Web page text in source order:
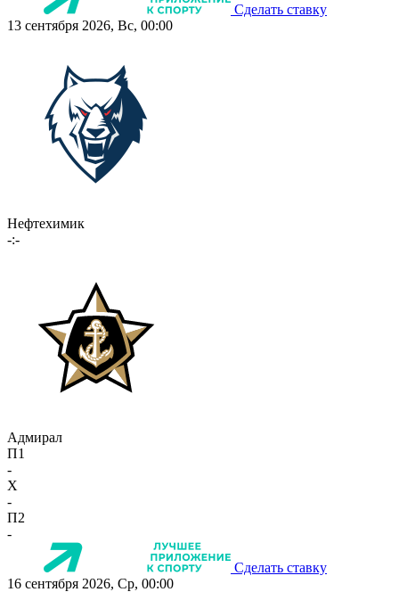
Сделать ставку
13 сентября 2026, Вс, 00:00
Нефтехимик
-:-
Адмирал
П1
-
X
-
П2
-
Сделать ставку
16 сентября 2026, Ср, 00:00